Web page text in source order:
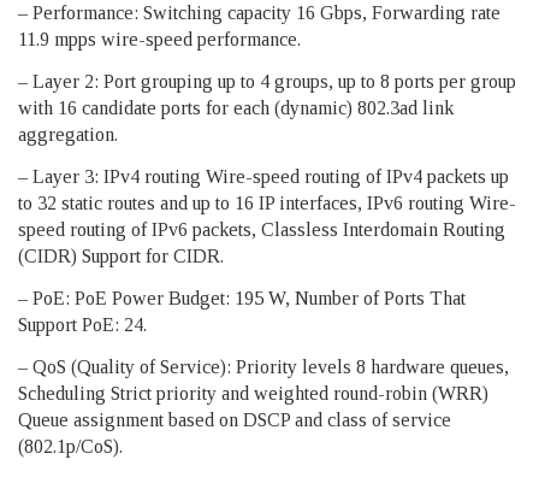
– Performance: Switching capacity 16 Gbps, Forwarding rate
11.9 mpps wire-speed performance.
– Layer 2: Port grouping up to 4 groups, up to 8 ports per group
with 16 candidate ports for each (dynamic) 802.3ad link
aggregation.
– Layer 3: IPv4 routing Wire-speed routing of IPv4 packets up
to 32 static routes and up to 16 IP interfaces, IPv6 routing Wire-
speed routing of IPv6 packets, Classless Interdomain Routing
(CIDR) Support for CIDR.
– PoE: PoE Power Budget: 195 W, Number of Ports That
Support PoE: 24.
– QoS (Quality of Service): Priority levels 8 hardware queues,
Scheduling Strict priority and weighted round-robin (WRR)
Queue assignment based on DSCP and class of service
(802.1p/CoS).